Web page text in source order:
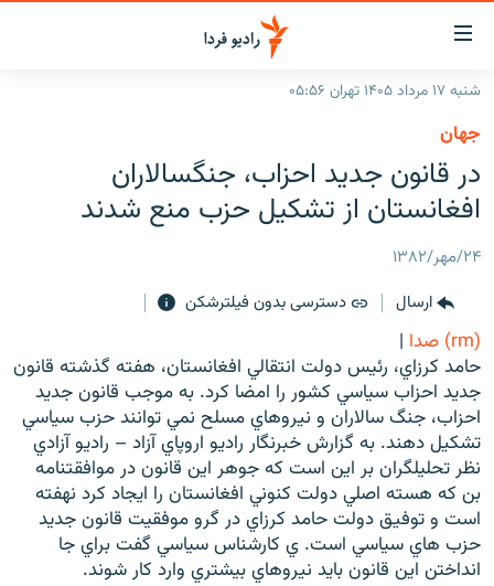
لینک‌های
قابلیت
دسترسی
بازگشت
منوی
اصلی
رفتن
صفحه
جستجو
ایران
جهان
برنامه‌های رادیویی
فرکانس‌ها
پادکست
چندرسانه‌ای
گزارش‌های تصویری
گزارش‌های ویدئویی
زنان فردا
English
به ما بپیوندید
شنبه ۱۷ مرداد ۱۴۰۵ تهران ۰۵:۵۶
جهان
در قانون جديد احزاب، جنگسالاران
افغانستان از تشكيل حزب منع شدند
۲۴/مهر/۱۳۸۲
ارسال
دسترسی بدون فیلترشکن
(rm) صدا
|
حامد کرزاي، رئيس دولت انتقالي افغانستان، هفته گذشته قانون
جديد احزاب سياسي کشور را امضا کرد. به موجب قانون جديد
احزاب، جنگ سالاران و نيروهاي مسلح نمي توانند حزب سياسي
تشکيل دهند. به گزارش خبرنگار راديو اروپاي آزاد – راديو آزادي
نظر تحليلگران بر اين است که جوهر اين قانون در موافقتنامه
بن که هسته اصلي دولت کنوني افغانستان را ايجاد کرد نهفته
است و توفيق دولت حامد کرزاي در گرو موفقيت قانون جديد
حزب هاي سياسي است. ي كارشناس سياسي گفت براي جا
انداختن اين قانون بايد نيروهاي بيشتري وارد كار شوند.